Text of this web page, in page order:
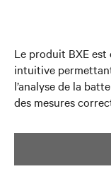
Le produit BXE
intuitive
l’analyse de la
des mesures